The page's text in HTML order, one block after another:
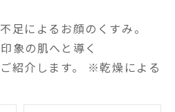
足によるお顔のくすみ。
象の肌へと導く
紹介します。 ※乾燥による